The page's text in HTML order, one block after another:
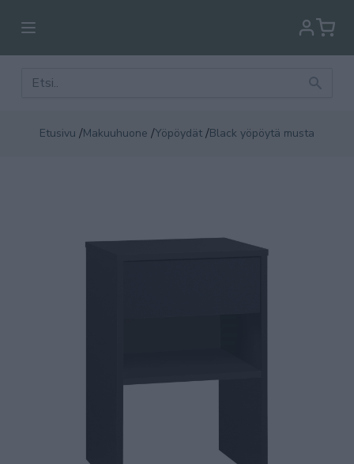
Etusivu /Makuuhuone /Yöpöydät /Black yöpöytä musta